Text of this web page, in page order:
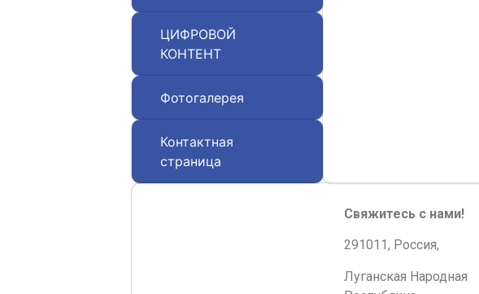
ЦИФРОВОЙ
КОНТЕНТ
Фотогалерея
Контактная
страница
Свяжитесь с нами!
291011, Россия,
Луганская Народная